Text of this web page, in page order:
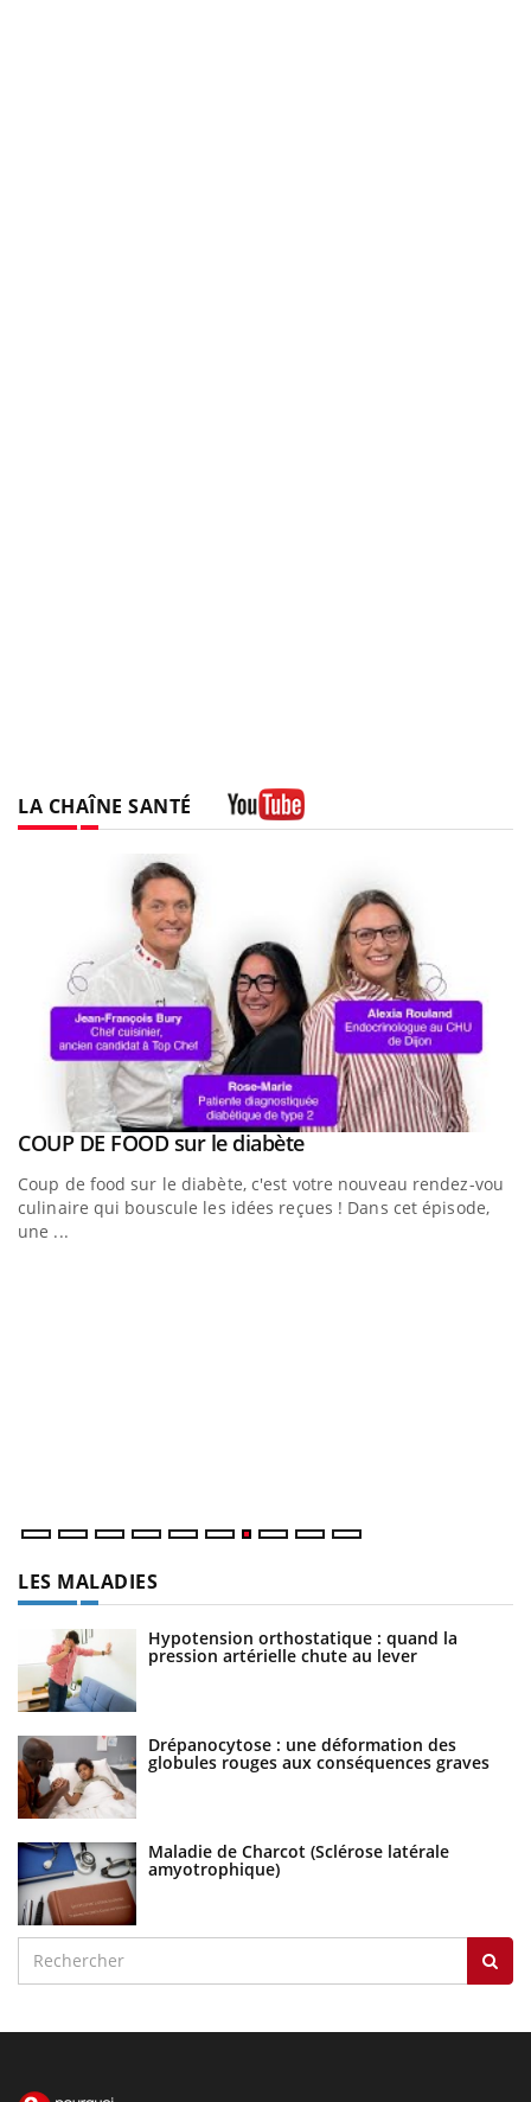
LA CHAÎNE SANTÉ
Youtube
COUP DE FOOD sur le diabèteYoutube
Coup de food sur le diabète, c'est votre nouveau rendez-vous
culinaire qui bouscule les idées reçues ! Dans cet épisode,
une ...
LES MALADIES
Hypotension orthostatique : quand la
pression artérielle chute au lever
Drépanocytose : une déformation des
globules rouges aux conséquences graves
Maladie de Charcot (Sclérose latérale
amyotrophique)